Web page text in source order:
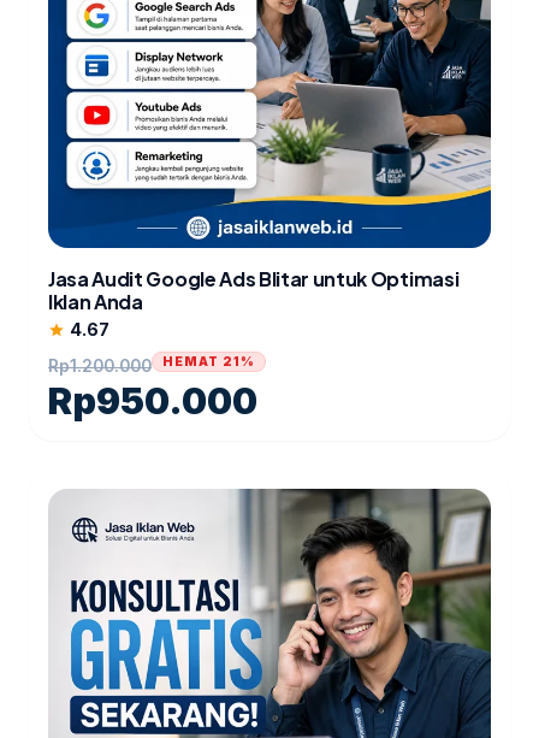
Jasa Audit Google Ads Blitar untuk Optimasi
Iklan Anda
star 4.67
Rp1.200.000
Rp950.000
HEMAT 21%